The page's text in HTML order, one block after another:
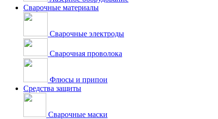
Сварочные материалы
Сварочные электроды
Сварочная проволока
Флюсы и припои
Средства защиты
Сварочные маски